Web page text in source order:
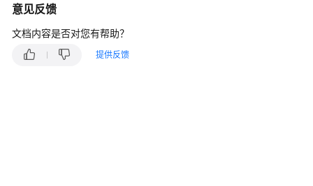
户
指
意见反馈
文档内容是否对您有帮助？
提供反馈